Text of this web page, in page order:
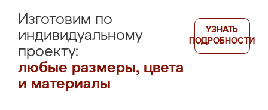
Изготовим по
индивидуальному
проекту:
любые размеры, цвета
и материалы
УЗНАТЬ
ПОДРОБНОСТИ